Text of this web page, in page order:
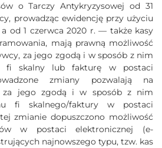
o Tarczy Antykryzysowej od 31
prowadząc ewidencję przy użyciu
od 1 czerwca 2020 r. — także kasy
mają prawną możliwość
za jego zgodą i w sposób z nim
fi skalny lub fakturę w postaci
zmiany pozwalają na
za jego zgodą i w sposób z nim
fi skalnego/faktury w postaci
zmianie dopuszczono możliwość
w postaci elektronicznej (e-
najnowszego typu, tzw. kas